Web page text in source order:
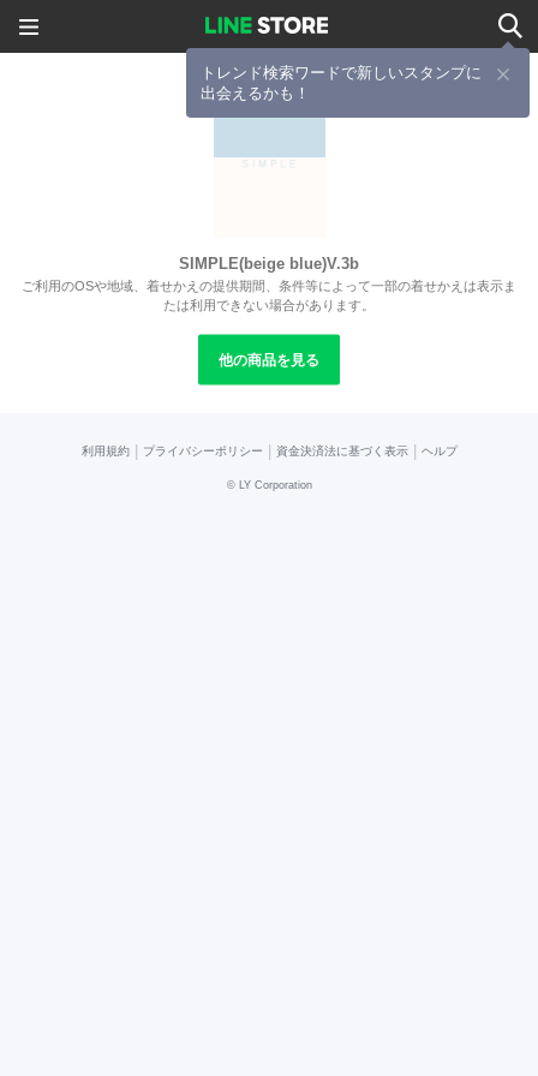
トレンド検索ワードで新しいスタンプに
出会えるかも！
SIMPLE(beige blue)V.3b
ご利用のOSや地域、着せかえの提供期間、条件等によって一部の着せかえは表示ま
たは利用できない場合があります。
他の商品を見る
利用規約 プライバシーポリシー 資金決済法に基づく表示 ヘルプ
© LY Corporation